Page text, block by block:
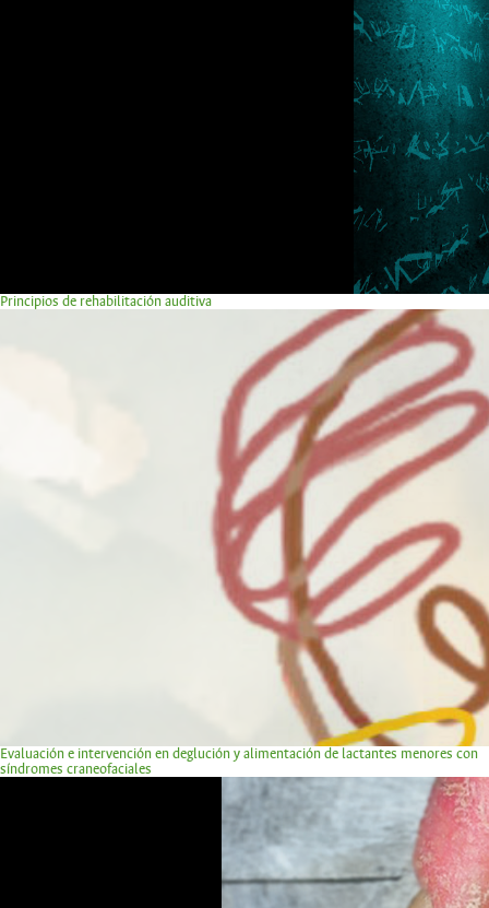
Principios de rehabilitación auditiva
Evaluación e intervención en deglución y alimentación de lactantes menores con
síndromes craneofaciales